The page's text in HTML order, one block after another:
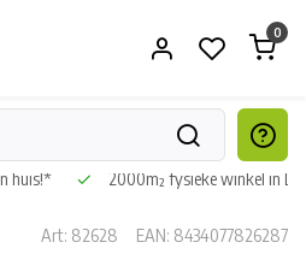
0
huis!* 2000m² fysieke winkel in
Art: 82628 EAN: 8434077826287